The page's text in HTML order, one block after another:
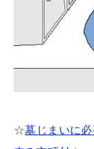
☆墓じまいに